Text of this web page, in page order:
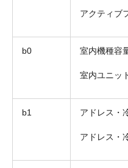
アクティブ
b0 室内機種容
室内ユニッ
b1 アドレス・
アドレス・